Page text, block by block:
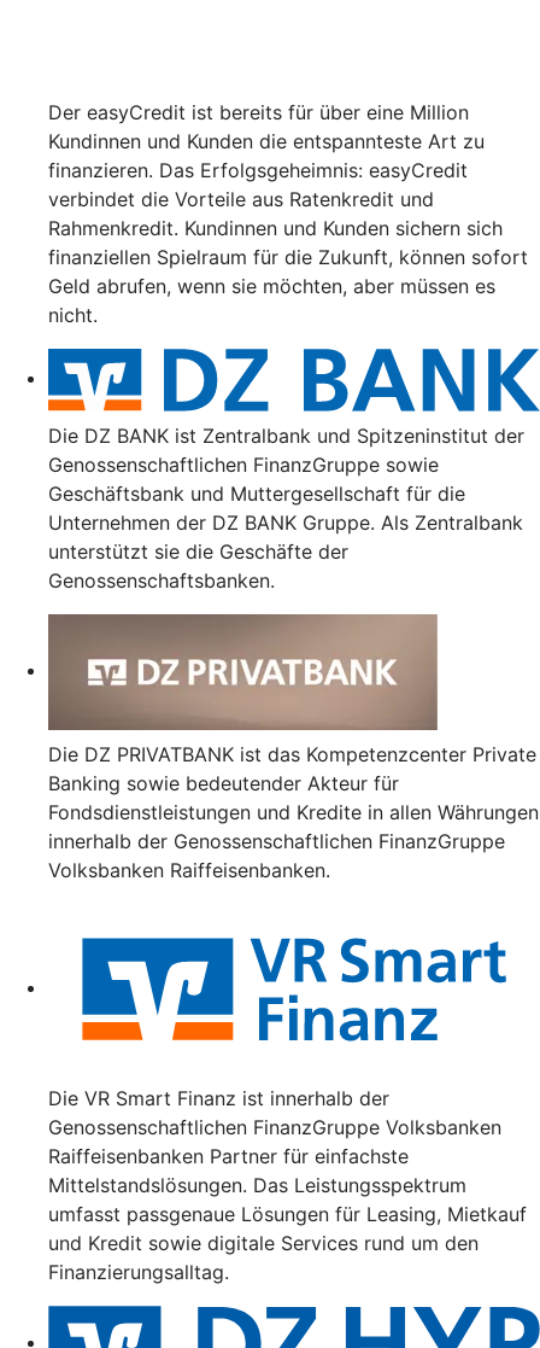
Der easyCredit ist bereits für über eine Million
Kundinnen und Kunden die entspannteste Art zu
finanzieren. Das Erfolgsgeheimnis: easyCredit
verbindet die Vorteile aus Ratenkredit und
Rahmenkredit. Kundinnen und Kunden sichern sich
finanziellen Spielraum für die Zukunft, können sofort
Geld abrufen, wenn sie möchten, aber müssen es
nicht.
Die DZ BANK ist Zentralbank und Spitzeninstitut der
Genossenschaftlichen FinanzGruppe sowie
Geschäftsbank und Muttergesellschaft für die
Unternehmen der DZ BANK Gruppe. Als Zentralbank
unterstützt sie die Geschäfte der
Genossenschaftsbanken.
Die DZ PRIVATBANK ist das Kompetenzcenter Private
Banking sowie bedeutender Akteur für
Fondsdienstleistungen und Kredite in allen Währungen
innerhalb der Genossenschaftlichen FinanzGruppe
Volksbanken Raiffeisenbanken.
Die VR Smart Finanz ist innerhalb der
Genossenschaftlichen FinanzGruppe Volksbanken
Raiffeisenbanken Partner für einfachste
Mittelstandslösungen. Das Leistungsspektrum
umfasst passgenaue Lösungen für Leasing, Mietkauf
und Kredit sowie digitale Services rund um den
Finanzierungsalltag.